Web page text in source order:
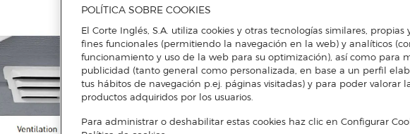
POLÍTICA SOBRE COOKIES
El Corte Inglés, S.A. utiliza cookies y otras tecnologías similares, propias
fines funcionales (permitiendo la navegación en la web) y analíticos
funcionamiento y uso de la web para su optimización), así como para
publicidad (tanto general como personalizada, en base a un perfil
tus hábitos de navegación p.ej. páginas visitadas) y para poder valorar
productos adquiridos por los usuarios.
Para administrar o deshabilitar estas cookies haz clic en Configurar